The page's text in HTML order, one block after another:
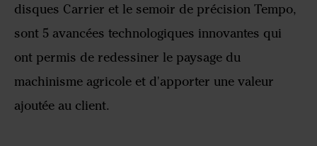
disques Carrier et le semoir de précision Tempo,
sont 5 avancées technologiques innovantes qui
ont permis de redessiner le paysage du
machinisme agricole et d'apporter une valeur
ajoutée au client.